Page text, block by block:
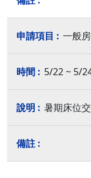
一般房
5/22 ~ 5/
暑期床位